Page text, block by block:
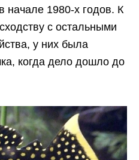
начале 1980-х годов. К
с остальными
у них была
когда дело дошло до